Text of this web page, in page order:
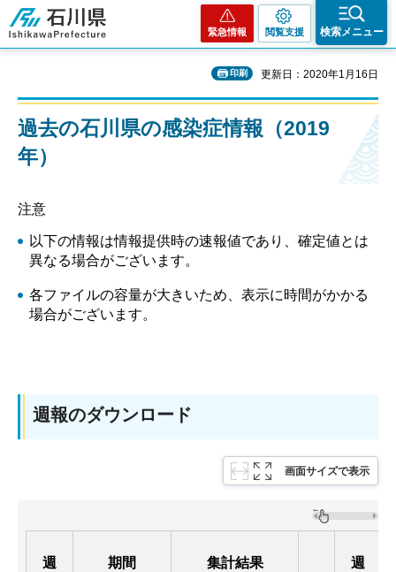
石川県
緊急情報 閲覧支援 検索メニュー
印刷 更新日：2020年1月16日
過去の石川県の感染症情報（2019
年）
注意
以下の情報は情報提供時の速報値であり、確定値とは
異なる場合がございます。
各ファイルの容量が大きいため、表示に時間がかかる
場合がございます。
週報のダウンロード
画面サイズで表示
週 期間 集計結果 週